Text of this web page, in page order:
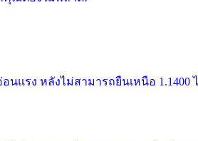
นแรง หลังไม่สามารถยืนเหนือ 1.1400